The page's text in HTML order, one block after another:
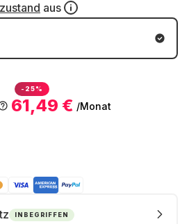
aus
-25%
61,49 € /Monat
INBEGRIFFEN